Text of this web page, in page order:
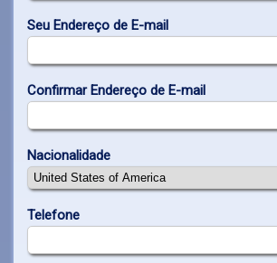
Seu Endereço de E-mail
Confirmar Endereço de E-mail
Nacionalidade
Telefone